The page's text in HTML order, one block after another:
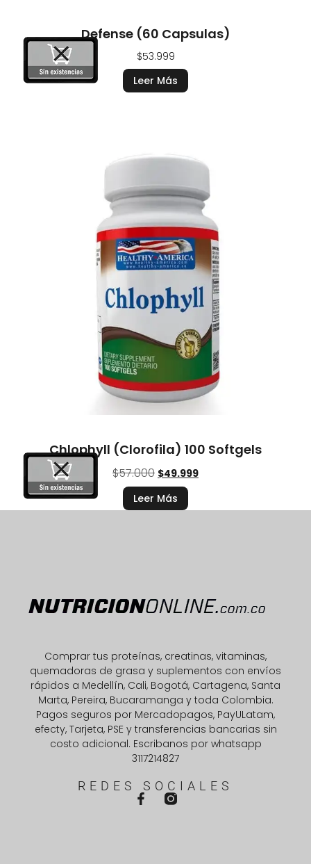
Defense (60 Capsulas)
$53.999
Leer Más
Chlophyll (Clorofila) 100 Softgels
$57.000 $49.999
Leer Más
Comprar tus proteínas, creatinas, vitaminas,
quemadoras de grasa y suplementos con envíos
rápidos a Medellín, Cali, Bogotá, Cartagena, Santa
Marta, Pereira, Bucaramanga y toda Colombia.
Pagos seguros por Mercadopagos, PayULatam,
efecty, Tarjeta, PSE y transferencias bancarias sin
costo adicional. Escribanos por whatsapp
3117214827
REDES SOCIALES